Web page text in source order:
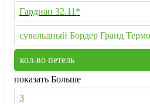
Гардиан 32.11*
сувальдный Бордер Гранд
кол-во петель
показать Больше
3